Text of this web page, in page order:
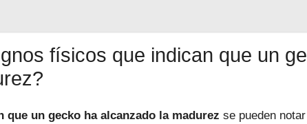
físicos que indican que un
un gecko ha alcanzado la madurez se pueden